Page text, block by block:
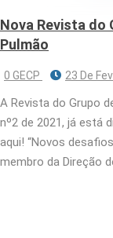
Nova Revista do
Pulmão
0 GECP 23 De
A Revista do Grupo
nº2 de 2021, já está
aqui! “Novos
membro da Direção